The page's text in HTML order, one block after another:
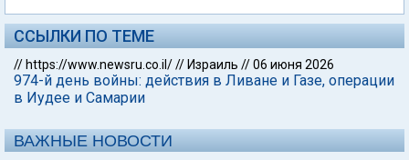
ССЫЛКИ ПО ТЕМЕ
// https://www.newsru.co.il/// Израиль //06 июня 2026
974-й день войны: действия в Ливане и Газе, операции
в Иудее и Самарии
ВАЖНЫЕ НОВОСТИ